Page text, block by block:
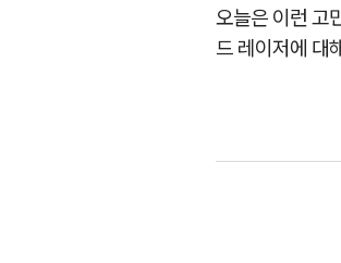
오늘은 이런 고
드 레이저에 대